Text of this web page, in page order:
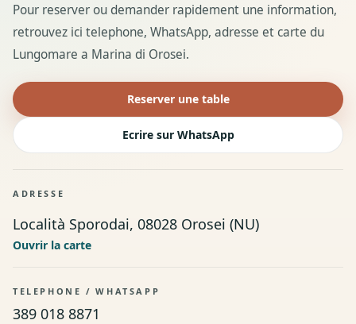
Pour reserver ou demander rapidement une information,
retrouvez ici telephone, WhatsApp, adresse et carte du
Lungomare a Marina di Orosei.
Reserver une table
Ecrire sur WhatsApp
ADRESSE
Località Sporodai, 08028 Orosei (NU)
Ouvrir la carte
TELEPHONE /WHATSAPP
389 018 8871